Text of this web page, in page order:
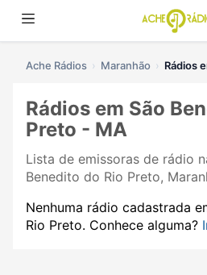
Ache Rádios Maranhão Rádios
Rádios em São
Preto - MA
Lista de emissoras de rádio
Benedito do Rio Preto,
Nenhuma rádio cadastrada
Rio Preto. Conhece alguma?